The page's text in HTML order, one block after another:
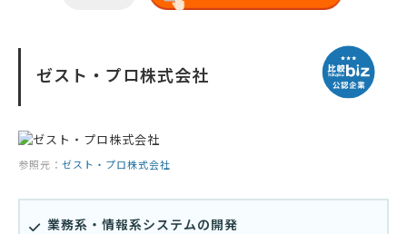
ゼスト・プロ株式会社
参照元： ゼスト・プロ株式会社
業務系・情報系システムの開発